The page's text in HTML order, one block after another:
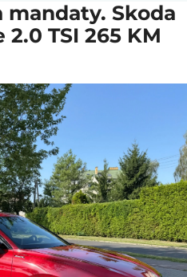
mandaty. Skoda
TSI 265 KM